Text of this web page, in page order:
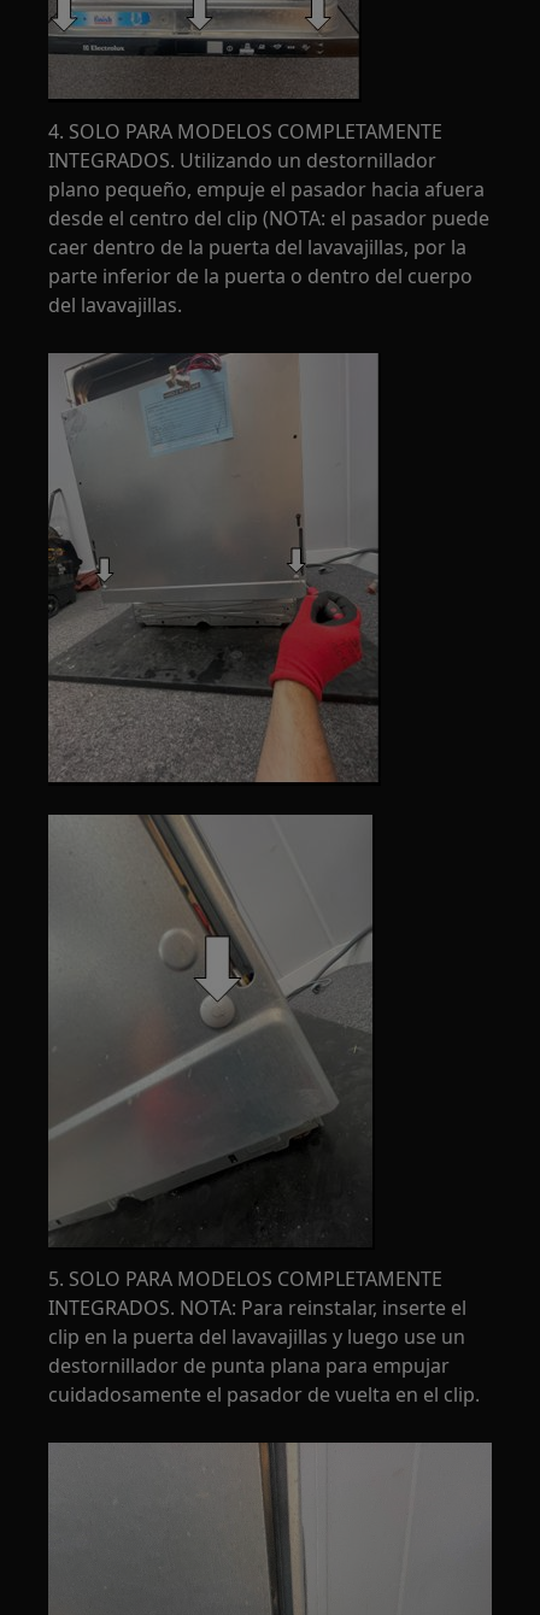
4. SOLO PARA MODELOS COMPLETAMENTE
INTEGRADOS. Utilizando un destornillador
plano pequeño, empuje el pasador hacia afuera
desde el centro del clip (NOTA: el pasador puede
caer dentro de la puerta del lavavajillas, por la
parte inferior de la puerta o dentro del cuerpo
del lavavajillas.
5. SOLO PARA MODELOS COMPLETAMENTE
INTEGRADOS. NOTA: Para reinstalar, inserte el
clip en la puerta del lavavajillas y luego use un
destornillador de punta plana para empujar
cuidadosamente el pasador de vuelta en el clip.